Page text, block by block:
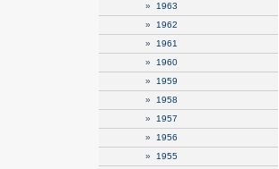
» 1963
» 1962
» 1961
» 1960
» 1959
» 1958
» 1957
» 1956
» 1955